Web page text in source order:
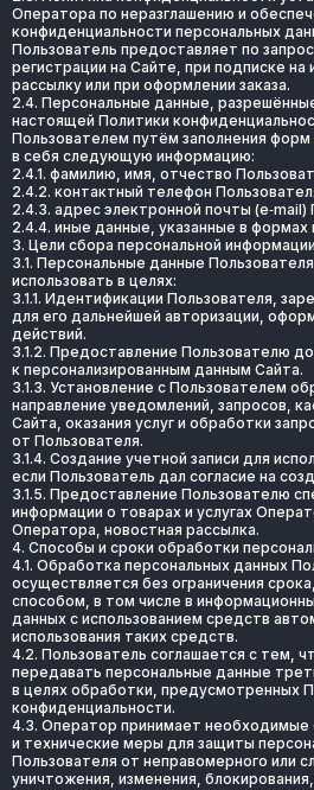
Оператора по неразглашению и
конфиденциальности персональных
Пользователь предоставляет по
регистрации на Сайте, при подписке на
рассылку или при оформлении заказа.
2.4. Персональные данные,
настоящей Политики
Пользователем путём заполнения форм
в себя следующую информацию:
2.4.1. фамилию, имя, отчество
2.4.2. контактный телефон
2.4.3. адрес электронной почты (e‑mail)
2.4.4. иные данные, указанные в формах
3. Цели сбора персональной
3.1. Персональные данные
использовать в целях:
3.1.1. Идентификации Пользователя,
для его дальнейшей авторизации,
действий.
3.1.2. Предоставление Пользователю
к персонализированным данным Сайта.
3.1.3. Установление с Пользователем
направление уведомлений, запросов,
Сайта, оказания услуг и обработки
от Пользователя.
3.1.4. Создание учетной записи для
если Пользователь дал согласие на
3.1.5. Предоставление Пользователю
информации о товарах и услугах
Оператора, новостная рассылка.
4. Способы и сроки обработки
4.1. Обработка персональных данных
осуществляется без ограничения
способом, в том числе в
данных с использованием средств
использования таких средств.
4.2. Пользователь соглашается с тем,
передавать персональные данные
в целях обработки, предусмотренных
конфиденциальности.
4.3. Оператор принимает необходимые
и технические меры для защиты
Пользователя от неправомерного или
уничтожения, изменения,